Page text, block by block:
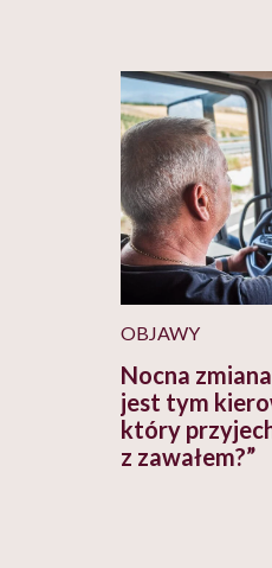
OBJAWY
Nocna
jest tym
który
z zawałem?”